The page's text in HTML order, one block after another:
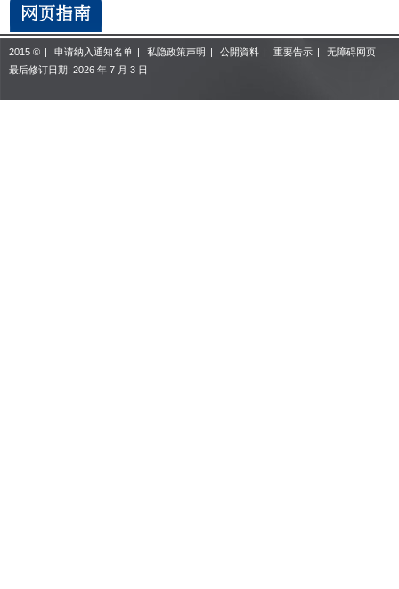
2015 © | 申请纳入通知名单 | 私隐政策声明 | 公開資料 | 重要告示 |
无障碍网页
最后修订日期: 2026 年 7 月 3 日